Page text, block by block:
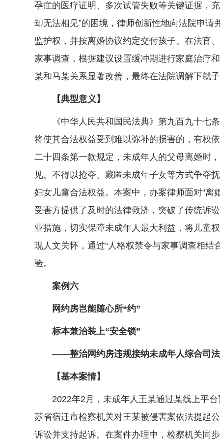
孕症的医疗证明、多次试管失败等关键证据，
却无法相见”的困境，律师创新性地向法院申
监护权，并按离婚协议约定交付孩子。在法官
家事调查，根据建议设置缓冲期进行家庭治疗
某和马某关系显著改善，最终在法院调解下就
【典型意义】
《中华人民共和国民法典》第九百九十七条
将使其合法权益受到难以弥补的损害的，有权
二十四条第一款规定，未成年人的父母离婚时
见。不得以抢夺、藏匿未成年子女等方式争夺
妇女儿童合法权益。本案中，办案律师面对“
受害方提供了及时的法律救济，突破了传统诉
业措施，切实保障未成年人最大利益，将儿童
现人文关怀，通过“人格权禁令与家事调查相
验。
案例六
网约房岂能随心所“约”
标本兼治装上“安全锁”
——整治网约房违规接纳未成年人综合司法
【基本案情】
2022年2月，未成年人王某通过某线上平台
苏省宿迁市检察机关对王某被侵害案依法提起
诉讼并支持起诉。在案件办理中，检察机关同